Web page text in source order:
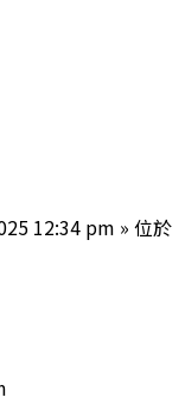
12:34 pm » 位於